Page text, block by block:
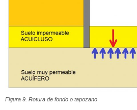
Figura 9. Rotura de fondo o tapozano